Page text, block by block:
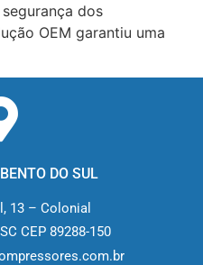
dos
OEM garantiu uma
DO SUL
13 – Colonial
CEP 89288-150